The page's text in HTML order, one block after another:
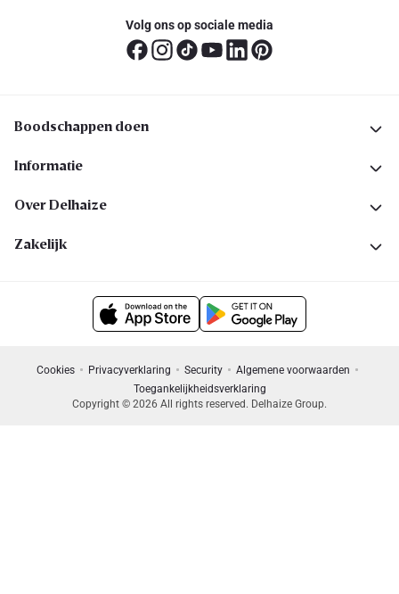
Volg ons op sociale media
Boodschappen doen
Informatie
Over Delhaize
Zakelijk
Cookies Privacyverklaring Security
Algemene voorwaarden
Toegankelijkheidsverklaring
Copyright © 2026 All rights reserved. Delhaize Group.